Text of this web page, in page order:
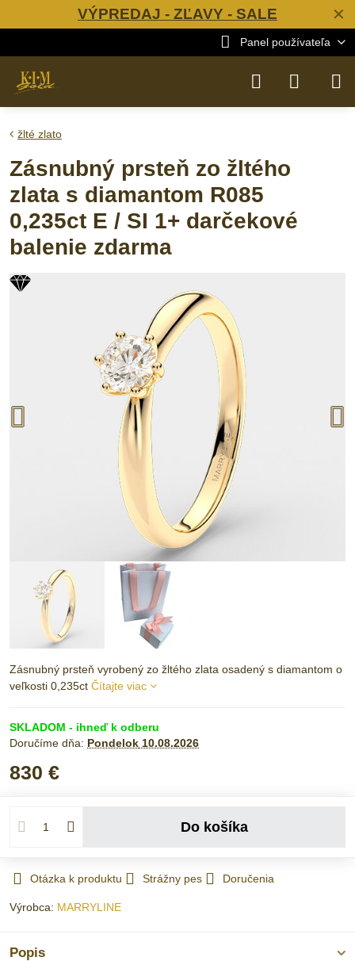
✕
VÝPREDAJ - ZĽAVY - SALE
Panel používateľa
žlté zlato
Zásnubný prsteň zo žltého
zlata s diamantom R085
0,235ct E / SI 1+ darčekové
balenie zdarma
Zásnubný prsteň vyrobený zo žltého zlata osadený s diamantom o
veľkosti 0,235ct Čítajte viac
SKLADOM - ihneď k odberu
Doručíme dňa: Pondelok 10.08.2026
830 €
Do košíka
Otázka k produktu Strážny pes Doručenia
Výrobca: MARRYLINE
Popis